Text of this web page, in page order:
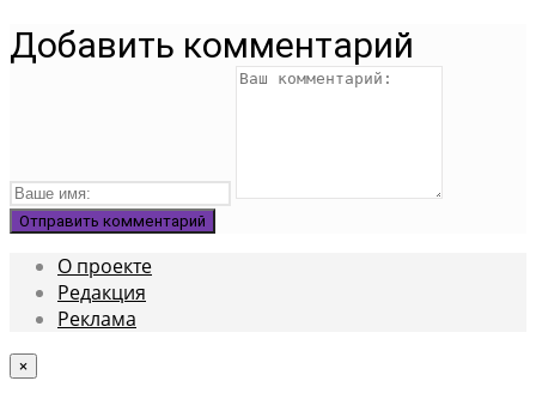
Добавить комментарий
О проекте
Редакция
Реклама
×